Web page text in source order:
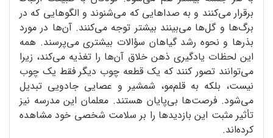
برقرار می‌کنند و به صداهایی که می‌شنوند و الگوهایی که در
برگ‌ها و گل‌ها می‌بینند بیشتر توجه می‌کنند. آن‌ها در مورد
بذرها و نحوه رشد گیاهان سؤالات بیشتری می‌پرسند. همه
این لحظات یادگیری ذهن خلاق آن‌ها را تغذیه می‌کند، زیرا
می‌توانند تصور کنند که یک قطعه چوب دیگر فقط یک چوب
نیست، بلکه به قلم‌مو، شمشیر و عصایی جادویی تبدیل
می‌شود. فرصت‌ها بی‌پایان هستند. معلمان این مدرسه نیز
تأثیر مثبت این بازدیدها را بر سلامت شخصی خود مشاهده
کرده‌اند.